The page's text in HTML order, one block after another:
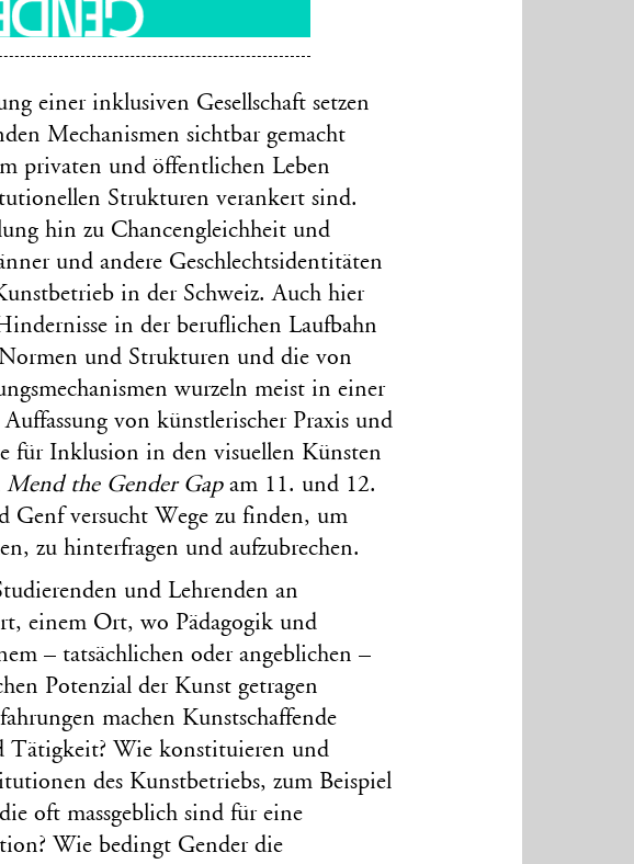
einer inklusiven Gesellschaft setzen
Mechanismen sichtbar gemacht
privaten und öffentlichen Leben
Strukturen verankert sind.
hin zu Chancengleichheit und
und andere Geschlechtsidentitäten
in der Schweiz. Auch hier
in der beruflichen Laufbahn
und Strukturen und die von
wurzeln meist in einer
von künstlerischer Praxis und
für Inklusion in den visuellen Künsten
Mend the Gender Gapam 11. und 12.
versucht Wege zu finden, um
zu hinterfragen und aufzubrechen.
und Lehrenden an
einem Ort, wo Pädagogik und
– tatsächlichen oder angeblichen –
Potenzial der Kunst getragen
machen Kunstschaffende
Tätigkeit? Wie konstituieren und
des Kunstbetriebs, zum Beispiel
oft massgeblich sind für eine
Wie bedingt Gender die